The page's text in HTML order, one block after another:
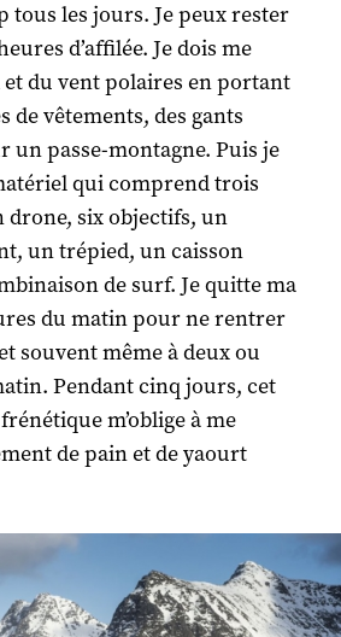
tous les jours. Je peux rester
d’affilée. Je dois me
du vent polaires en portant
de vêtements, des gants
un passe-montagne. Puis je
qui comprend trois
six objectifs, un
un trépied, un caisson
de surf. Je quitte ma
du matin pour ne rentrer
souvent même à deux ou
Pendant cinq jours, cet
m’oblige à me
de pain et de yaourt